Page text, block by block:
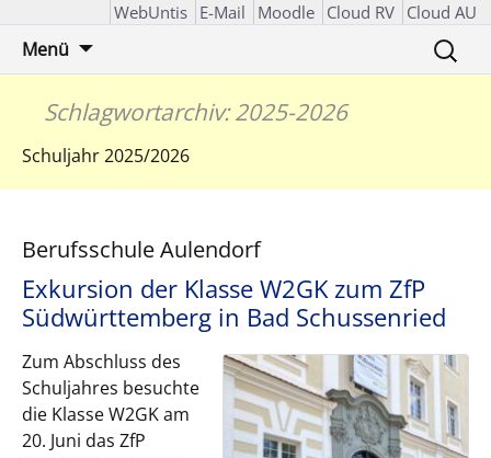
WebUntis E-Mail Moodle Cloud RV Cloud AU
Menü
Suchen
nach:
Schlagwortarchiv: 2025-2026
Schuljahr 2025/2026
Berufsschule Aulendorf
Exkursion der Klasse W2GK zum ZfP
Südwürttemberg in Bad Schussenried
Zum Abschluss des
Schuljahres besuchte
die Klasse W2GK am
20. Juni das ZfP